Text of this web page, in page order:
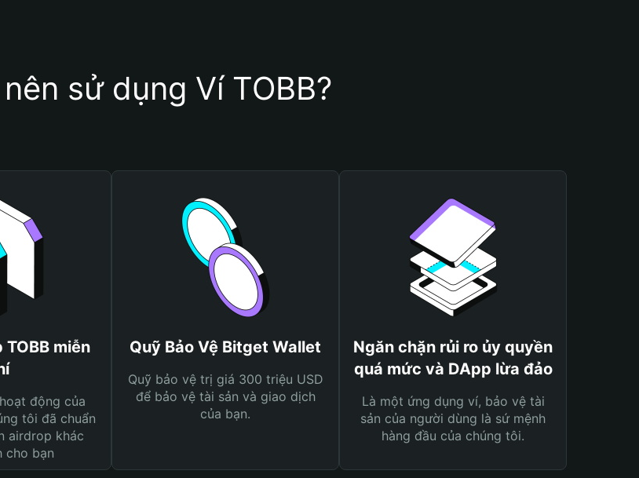
sử dụng Ví TOBB?
TOBB miễn
động của
tôi đã chuẩn
airdrop khác
cho bạn
Quỹ Bảo Vệ Bitget Wallet
Quỹ bảo vệ trị giá 300 triệu USD
để bảo vệ tài sản và giao dịch
của bạn.
Ngăn chặn rủi ro ủy quyền
quá mức và DApp lừa đảo
Là một ứng dụng ví, bảo vệ tài
sản của người dùng là sứ mệnh
hàng đầu của chúng tôi.